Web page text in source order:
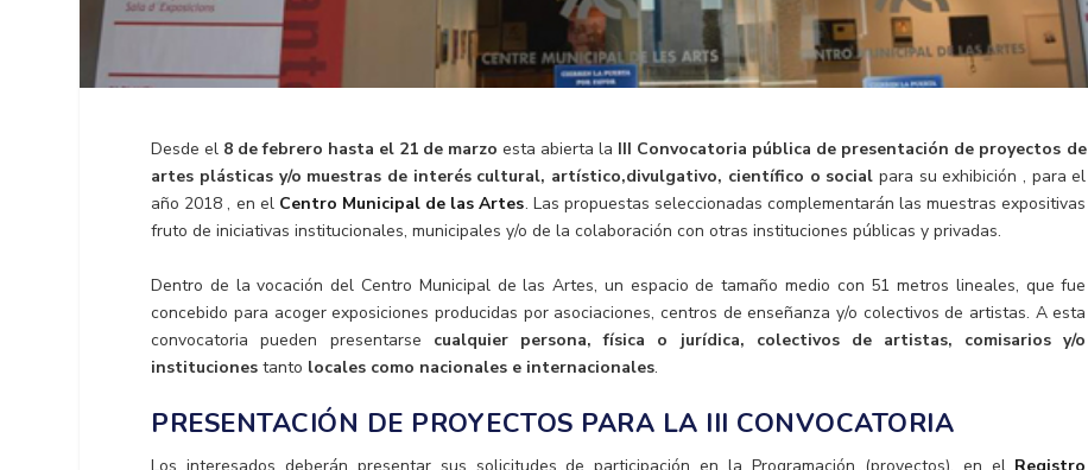
Desde el 8 de febrero hasta el 21 de marzo esta abierta la III Convocatoria pública de presentación de proyectos de
artes plásticas y/o muestras de interés cultural, artístico,divulgativo, científico o social para su exhibición , para el
año 2018 , en el Centro Municipal de las Artes. Las propuestas seleccionadas complementarán las muestras expositivas
fruto de iniciativas institucionales, municipales y/o de la colaboración con otras instituciones públicas y privadas.
Dentro de la vocación del Centro Municipal de las Artes, un espacio de tamaño medio con 51 metros lineales, que fue
concebido para acoger exposiciones producidas por asociaciones, centros de enseñanza y/o colectivos de artistas. A esta
convocatoria pueden presentarse cualquier persona, física o jurídica, colectivos de artistas, comisarios y/o
instituciones tanto locales como nacionales e internacionales.
PRESENTACIÓN DE PROYECTOS PARA LA III CONVOCATORIA